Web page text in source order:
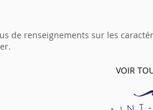
de renseignements sur les
VOIR